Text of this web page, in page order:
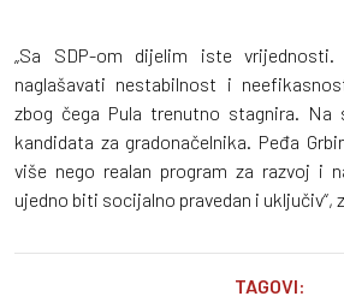
„Sa SDP-om dijelim iste
naglašavati nestabilnost i
zbog čega Pula trenutno stagnira. Na
kandidata za gradonačelnika. Peđa
više nego realan program za razvoj i
ujedno biti socijalno pravedan i uključiv“,
TAGOVI: